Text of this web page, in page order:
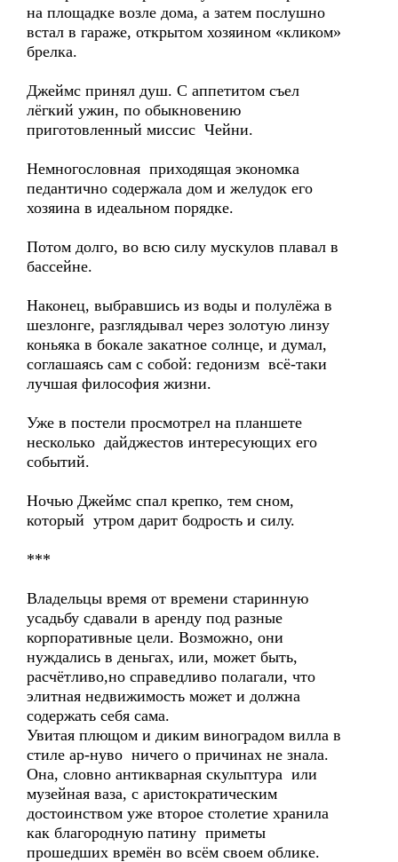
на площадке возле дома, а затем послушно
встал в гараже, открытом хозяином «кликом»
брелка.
Джеймс принял душ. С аппетитом съел
лёгкий ужин, по обыкновению
приготовленный миссис Чейни.
Немногословная приходящая экономка
педантично содержала дом и желудок его
хозяина в идеальном порядке.
Потом долго, во всю силу мускулов плавал в
бассейне.
Наконец, выбравшись из воды и полулёжа в
шезлонге, разглядывал через золотую линзу
коньяка в бокале закатное солнце, и думал,
соглашаясь сам с собой: гедонизм всё-таки
лучшая философия жизни.
Уже в постели просмотрел на планшете
несколько дайджестов интересующих его
событий.
Ночью Джеймс спал крепко, тем сном,
который утром дарит бодрость и силу.
***
Владельцы время от времени старинную
усадьбу сдавали в аренду под разные
корпоративные цели. Возможно, они
нуждались в деньгах, или, может быть,
расчётливо,но справедливо полагали, что
элитная недвижимость может и должна
содержать себя сама.
Увитая плющом и диким виноградом вилла в
стиле ар-нуво ничего о причинах не знала.
Она, словно антикварная скульптура или
музейная ваза, с аристократическим
достоинством уже второе столетие хранила
как благородную патину приметы
прошедших времён во всём своем облике.